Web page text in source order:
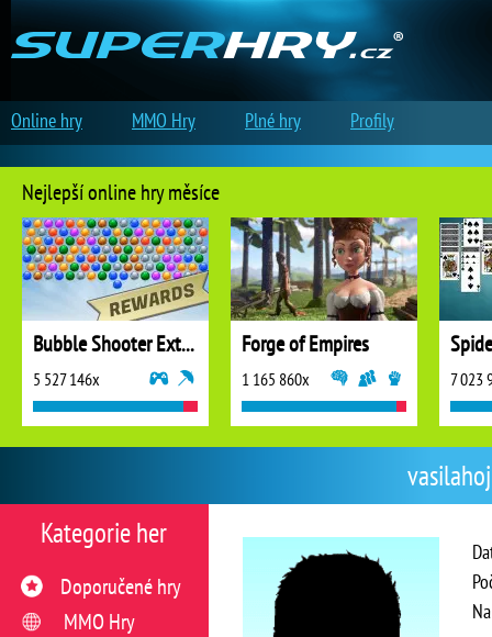
Kategorie her
Doporučené hry
MMO Hry
Nejlepší online hry měsíce
Bubble Shooter Extreme
5 527 146x
Forge of Empires
1 165 860x 7 023
Online hry MMO Hry Plné hry Profily